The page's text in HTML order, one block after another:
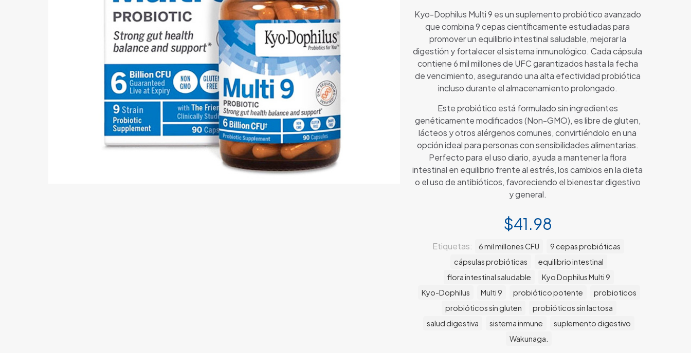
Kyo-Dophilus Multi 9 es un suplemento probiótico avanzado
que combina 9 cepas científicamente estudiadas para
promover un equilibrio intestinal saludable, mejorar la
digestión y fortalecer el sistema inmunológico. Cada cápsula
contiene 6 mil millones de UFC garantizados hasta la fecha
de vencimiento, asegurando una alta efectividad probiótica
incluso durante el almacenamiento prolongado.
Este probiótico está formulado sin ingredientes
genéticamente modificados (Non-GMO), es libre de gluten,
lácteos y otros alérgenos comunes, convirtiéndolo en una
opción ideal para personas con sensibilidades alimentarias.
Perfecto para el uso diario, ayuda a mantener la flora
intestinal en equilibrio frente al estrés, los cambios en la dieta
o el uso de antibióticos, favoreciendo el bienestar digestivo
y general.
$41.98
Etiquetas: 6 mil millones CFU
9 cepas probióticas
cápsulas probióticas
equilibrio intestinal
flora intestinal saludable
Kyo Dophilus Multi 9
Kyo-Dophilus
Multi 9 probiótico potente
probioticos
probióticos sin gluten
probióticos sin lactosa
salud digestiva
sistema inmune
suplemento digestivo
Wakunaga.